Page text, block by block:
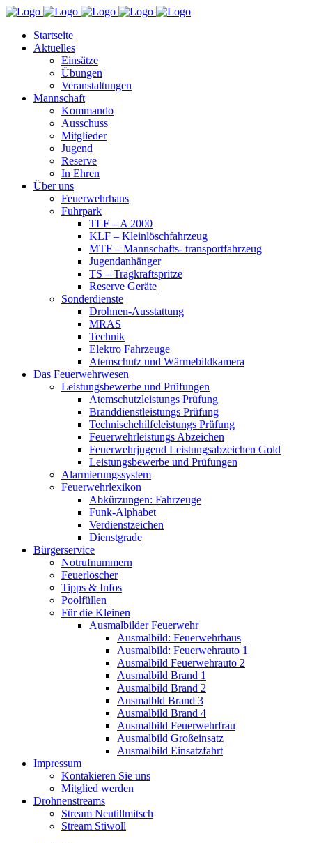
Startseite
Aktuelles
Einsätze
Übungen
Veranstaltungen
Mannschaft
Kommando
Ausschuss
Mitglieder
Jugend
Reserve
In Ehren
Über uns
Feuerwehrhaus
Fuhrpark
TLF – A 2000
KLF – Kleinlöschfahrzeug
MTF – Mannschafts- transportfahrzeug
Jugendanhänger
TS – Tragkraftspritze
Reserve Geräte
Sonderdienste
Drohnen-Ausstattung
MRAS
Technik
Elektro Fahrzeuge
Atemschutz und Wärmebildkamera
Das Feuerwehrwesen
Leistungsbewerbe und Prüfungen
Atemschutzleistungs Prüfung
Branddienstleistungs Prüfung
Technischehilfeleistungs Prüfung
Feuerwehrleistungs Abzeichen
Feuerwehrjugend Leistungsabzeichen Gold
Leistungsbewerbe und Prüfungen
Alarmierungssystem
Feuerwehrlexikon
Abkürzungen: Fahrzeuge
Funk-Alphabet
Verdienstzeichen
Dienstgrade
Bürgerservice
Notrufnummern
Feuerlöscher
Tipps & Infos
Poolfüllen
Für die Kleinen
Ausmalbilder Feuerwehr
Ausmalbild: Feuerwehrhaus
Ausmalbild: Feuerwehrauto 1
Ausmalbild Feuerwehrauto 2
Ausmalbild Brand 1
Ausmalbild Brand 2
Ausmalbld Brand 3
Ausmalbild Brand 4
Ausmalbild Feuerwehrfrau
Ausmalbild Großeinsatz
Ausmalbild Einsatzfahrt
Impressum
Kontakieren Sie uns
Mitglied werden
Drohnenstreams
Stream Neutillmitsch
Stream Stiwoll